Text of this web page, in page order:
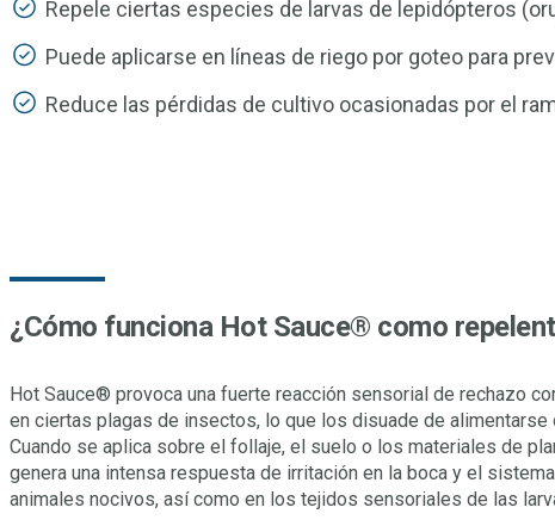
Repele ciertas especies de larvas de lepidópteros
Puede aplicarse en líneas de riego por goteo para
Reduce las pérdidas de cultivo ocasionadas por el
¿Cómo funciona Hot Sauce® como
Hot Sauce® provoca una fuerte reacción sensorial de rechazo
en ciertas plagas de insectos, lo que los disuade de
Cuando se aplica sobre el follaje, el suelo o los materiales de
genera una intensa respuesta de irritación en la boca y el
animales nocivos, así como en los tejidos sensoriales de las